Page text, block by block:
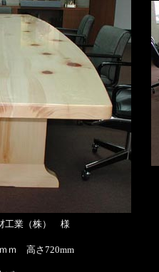
業（株） 様
ｍ 高さ720mm